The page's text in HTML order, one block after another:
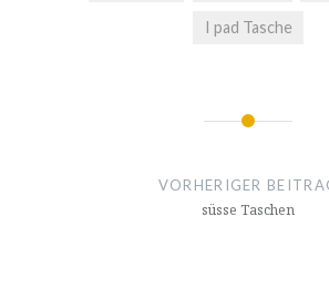
I pad Tasche
Beitragsnavigation
VORHERIGER
süsse Taschen